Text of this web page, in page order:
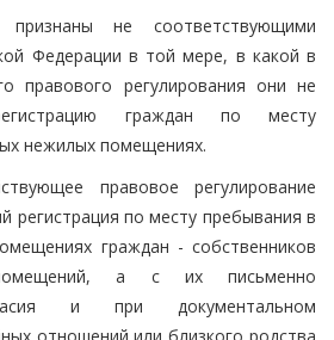
не соответствующими
Федерации в той мере, в какой в
правового регулирования они не
граждан по месту
нежилых помещениях.
правовое регулирование
регистрация по месту пребывания в
граждан - собственников
помещений, а с их письменно
и при документальном